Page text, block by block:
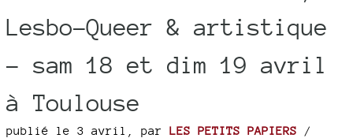
Lesbo-Queer & artistique
- sam 18 et dim 19 avril
à Toulouse
publié le 3 avril par LES PETITS PAPIERS /